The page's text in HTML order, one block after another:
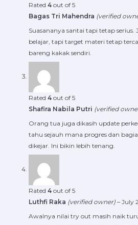
Rated 4 out of 5
Bagas Tri Mahendra (verified
Suasananya santai tapi tetap
belajar, tapi target materi tetap
bareng kakak sendiri.
Rated 4 out of 5
Shafira Nabila Putri (verified
Orang tua juga dikasih update
tahu sejauh mana progres dan
dikejar. Ini bikin lebih tenang.
Rated 4 out of 5
Luthfi Raka (verified owner) – July
Awalnya nilai try out masih naik